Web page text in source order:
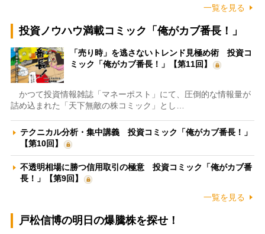
一覧を見る
投資ノウハウ満載コミック「俺がカブ番長！」
「売り時」を逃さないトレンド見極め術 投資コ
ミック「俺がカブ番長！」【第11回】
かつて投資情報雑誌「マネーポスト」にて、圧倒的な情報量が
詰め込まれた「天下無敵の株コミック」とし…
テクニカル分析・集中講義 投資コミック「俺がカブ番長！」
【第10回】
不透明相場に勝つ信用取引の極意 投資コミック「俺がカブ番
長！」【第9回】
一覧を見る
戸松信博の明日の爆騰株を探せ！